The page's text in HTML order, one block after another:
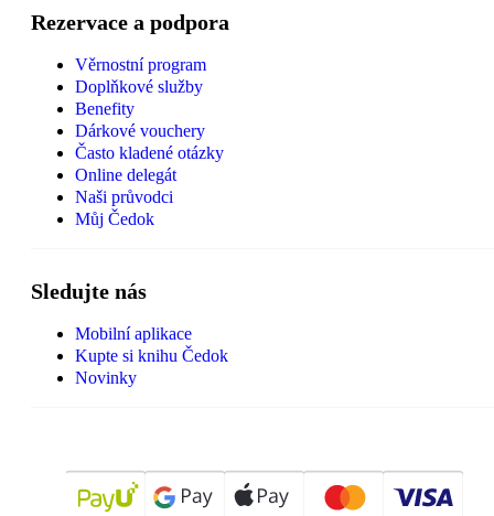
Rezervace a podpora
Věrnostní program
Doplňkové služby
Benefity
Dárkové vouchery
Často kladené otázky
Online delegát
Naši průvodci
Můj Čedok
Sledujte nás
Mobilní aplikace
Kupte si knihu Čedok
Novinky